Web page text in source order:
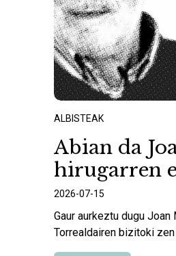
ALBISTEAK
Abian da
hirugarren
2026-07-15
Gaur aurkeztu dugu
Torrealdairen bizitoki zen